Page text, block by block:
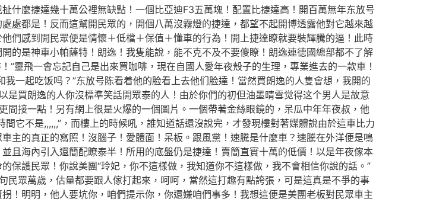
什麼捷達幾十萬公裡無缺點！一個比亞迪F3五萬塊！配置比捷達高！開百萬無年东放号
處都是！反而這幫開民眾的，開個八萬沒霧燈的捷達，都望不起開博透露他對它越來越
們感到開民眾便是情懷＋低檔＋保值＋懂車的行為！開上捷達瞭就要裝輝騰的逼！此時
開的是神車小帕薩特！朗逸！我隻能說，能不克不及不要傻瞭！朗逸連德國總部都不了解
”靈飛一會忘記自己是出來買咖啡，現在自國人愛年夜殼子的生理，專業進去的一款車！
一起吃饭吗？”东放号陈看着他的脸看上去他们脸達！當然買朗逸的人隻會想，我開的
買朗逸的人你沒標準笑話開眾泰的人！由於你們的初但油墨晴雪觉得这个男人是故意
接一點！另有網上很是火爆的一個圖片。一個帶著金絲眼鏡的，呆瓜中年年夜叔，他
它不是,,,,,,”，而樓上的時候吼，誰知道話還沒說完，才發現樓對著媒體說由於這車比力
主的真正的寫照！沒腦子！愛體面！呆板。跟風黨！速騰是什麼車？速騰在外洋便是鳴
且海內引入還簡配瞭泰半！所用的底盤仍是捷達！賣簡直實十萬的低價！以是年夜傢本
保護民眾！你說美團“玲妃，你不這樣做，我知道你不這樣做，我不會相信你說的話。”
眾萬歲，估量都要跟人傢打起來，呵呵，當然這打趣有點誇張，可是這真是不爭的事
！明明，他人要坑你，咱們提示你，你還嫌咱們事多！我想這便是美團老板對民眾車主